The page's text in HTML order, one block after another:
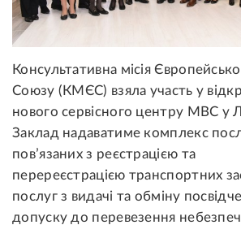
Консультативна місія
Союзу (КМЄС) взяла участь у
нового сервісного центру МВС у
Заклад надаватиме комплекс
пов’язаних з реєстрацією та
перереєстрацією транспортних
послуг з видачі та обміну
допуску до перевезення